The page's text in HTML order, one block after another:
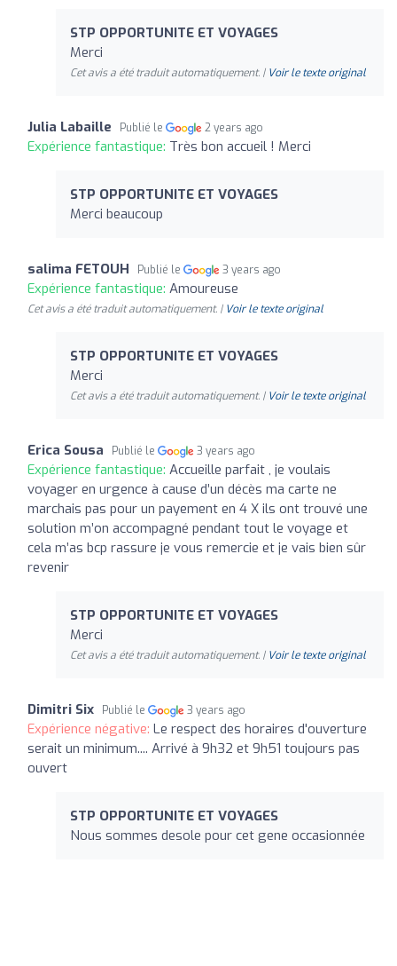
STP OPPORTUNITE ET VOYAGES
Merci
Cet avis a été traduit automatiquement. | Voir le texte original
Julia Labaille Publié le 2 years ago
Expérience fantastique: Très bon accueil ! Merci
STP OPPORTUNITE ET VOYAGES
Merci beaucoup
salima FETOUH Publié le 3 years ago
Expérience fantastique: Amoureuse
Cet avis a été traduit automatiquement. | Voir le texte original
STP OPPORTUNITE ET VOYAGES
Merci
Cet avis a été traduit automatiquement. | Voir le texte original
Erica Sousa Publié le 3 years ago
Expérience fantastique: Accueille parfait , je voulais
voyager en urgence à cause d’un décès ma carte ne
marchais pas pour un payement en 4 X ils ont trouvé une
solution m’on accompagné pendant tout le voyage et
cela m’as bcp rassure je vous remercie et je vais bien sûr
revenir
STP OPPORTUNITE ET VOYAGES
Merci
Cet avis a été traduit automatiquement. | Voir le texte original
Dimitri Six Publié le 3 years ago
Expérience négative: Le respect des horaires d'ouverture
serait un minimum.... Arrivé à 9h32 et 9h51 toujours pas
ouvert
STP OPPORTUNITE ET VOYAGES
Nous sommes desole pour cet gene occasionnée